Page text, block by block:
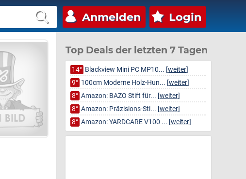
Anmelden Login
Top Deals der letzten 7 Tagen
14° Blackview Mini PC MP10... [weiter]
9° 100cm Moderne Holz-Hun... [weiter]
8° Amazon: BAZO Stift für... [weiter]
8° Amazon: Präzisions-Sti... [weiter]
8° Amazon: YARDCARE V100 ... [weiter]